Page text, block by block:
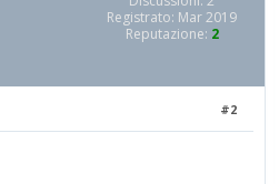
Registrato: Mar 2019
Reputazione: 2
#2